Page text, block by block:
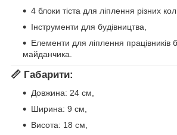
4 блоки тіста для ліплення різних
Інструменти для будівництва,
Елементи для ліплення працівників
майданчика.
📏 Габарити:
Довжина: 24 см,
Ширина: 9 см,
Висота: 18 см,